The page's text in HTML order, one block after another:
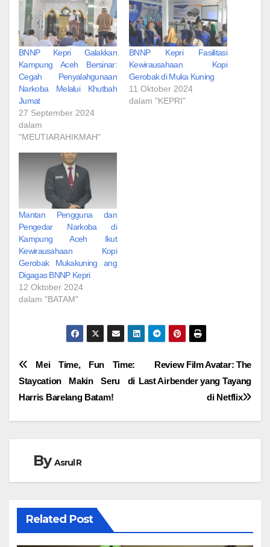
BNNP Kepri Galakkan
Kampung Aceh Bersinar:
Cegah Penyalahgunaan
Narkoba Melalui Khutbah
Jumat
27 September 2024
dalam
"MEUTIARAHIKMAH"
BNNP Kepri Fasilitasi
Kewirausahaan Kopi
Gerobak di Muka Kuning
11 Oktober 2024
dalam "KEPRI"
Mantan Pengguna dan
Pengedar Narkoba di
Kampung Aceh Ikut
Kewirausahaan Kopi
Gerobak Mukakuning ang
Digagas BNNP Kepri
12 Oktober 2024
dalam "BATAM"
Navigasi
pos
Review Film Avatar: The
Last Airbender yang Tayang
di Netflix
Mei Time, Fun Time:
Staycation Makin Seru di
Harris Barelang Batam!
ByAsrul R
Related Post